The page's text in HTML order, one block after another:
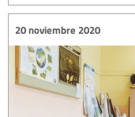
20 noviembre 2020